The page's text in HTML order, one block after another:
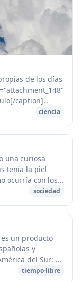
de los días
caption]
ciencia
una curiosa
tenía la piel
ocurría con los
sociedad
un producto
y
del Sur: el
tiempo-libre